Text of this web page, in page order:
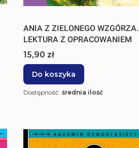
ANIA Z ZIELONEGO WZGÓRZA.
LEKTURA Z OPRACOWANIEM
Cena
15,90 zł
Do koszyka
Dostępność: średnia ilość